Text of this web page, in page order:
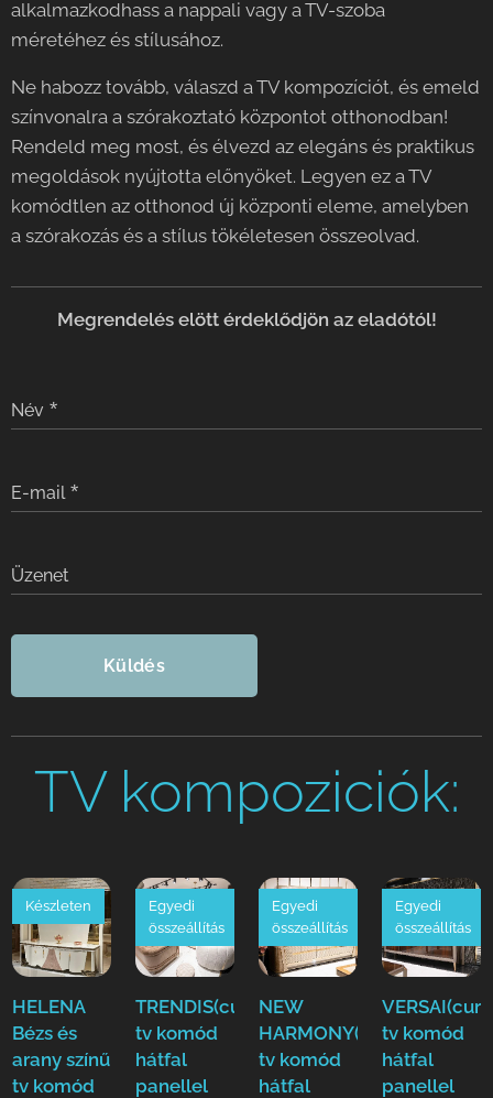
alkalmazkodhass a nappali vagy a TV-szoba
méretéhez és stílusához.
Ne habozz tovább, válaszd a TV kompozíciót, és emeld
színvonalra a szórakoztató központot otthonodban!
Rendeld meg most, és élvezd az elegáns és praktikus
megoldások nyújtotta előnyöket. Legyen ez a TV
komódtlen az otthonod új központi eleme, amelyben
a szórakozás és a stílus tökéletesen összeolvad.
Megrendelés elött érdeklődjön az eladótól!
Név
E-mail
Üzenet
Küldés
TV kompoziciók:
HELENA
Bézs és
arany színű
tv komód
Készleten
TRENDIS(cur)Luxus
tv komód
hátfal
panellel
Egyedi
összeállítás
NEW
HARMONY(cur)Luxus
tv komód
hátfal
Egyedi
összeállítás
tv komód
hátfal
panellel
Egyedi
összeállítás